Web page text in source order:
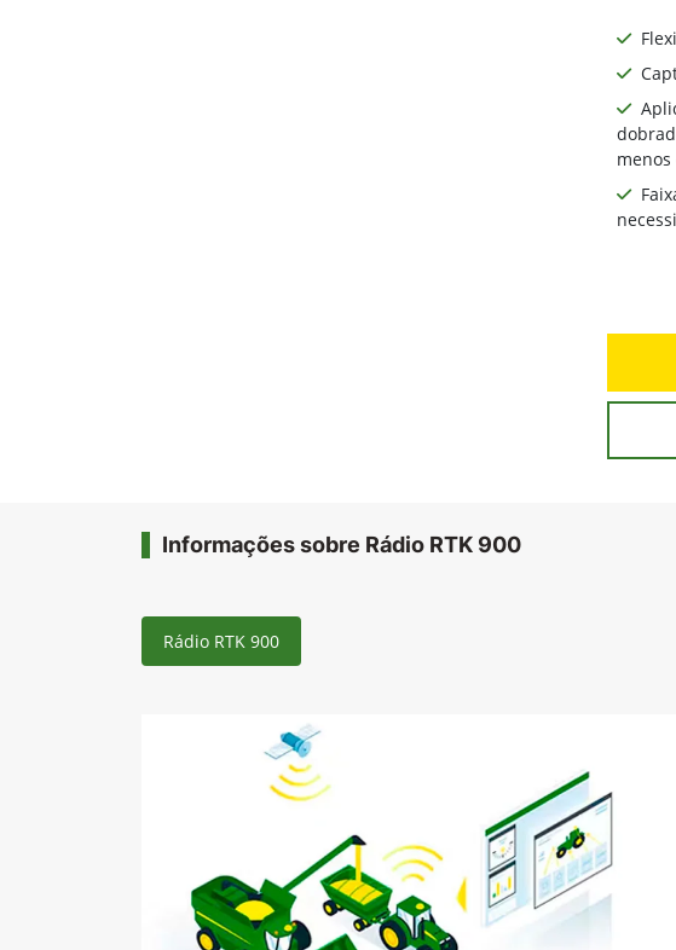
menos
Informações sobre Rádio RTK 900
Rádio RTK 900